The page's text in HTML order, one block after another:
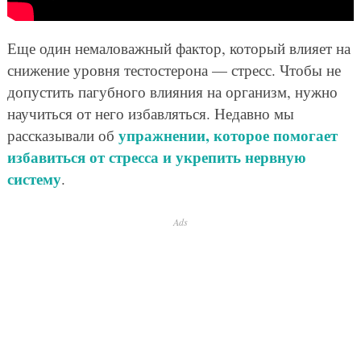
Еще один немаловажный фактор, который влияет на
снижение уровня тестостерона — стресс. Чтобы не
допустить пагубного влияния на организм, нужно
научиться от него избавляться. Недавно мы
рассказывали об упражнении, которое помогает
избавиться от стресса и укрепить нервную
систему.
Ads